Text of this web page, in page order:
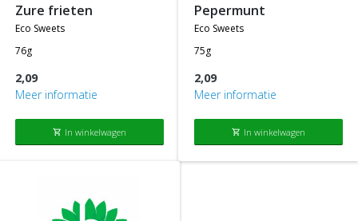
zure frieten
eco sweets
76g
2,09
Meer informatie
shopping_cart In winkelwagen
pepermunt
eco sweets
75g
2,09
Meer informatie
shopping_cart In winkelwagen